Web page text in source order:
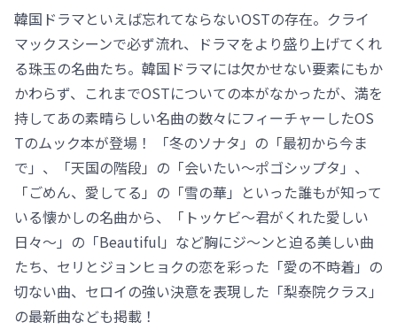
韓国ドラマといえば忘れてならないOSTの存在。クライ
マックスシーンで必ず流れ、ドラマをより盛り上げてくれ
る珠玉の名曲たち。韓国ドラマには欠かせない要素にもか
かわらず、これまでOSTについての本がなかったが、満を
持してあの素晴らしい名曲の数々にフィーチャーしたOS
Tのムック本が登場！ 「冬のソナタ」の「最初から今ま
で」、「天国の階段」の「会いたい～ポゴシップタ」、
「ごめん、愛してる」の「雪の華」といった誰もが知って
いる懐かしの名曲から、「トッケビ～君がくれた愛しい
日々～」の「Beautiful」など胸にジ～ンと迫る美しい曲
たち、セリとジョンヒョクの恋を彩った「愛の不時着」の
切ない曲、セロイの強い決意を表現した「梨泰院クラス」
の最新曲なども掲載！